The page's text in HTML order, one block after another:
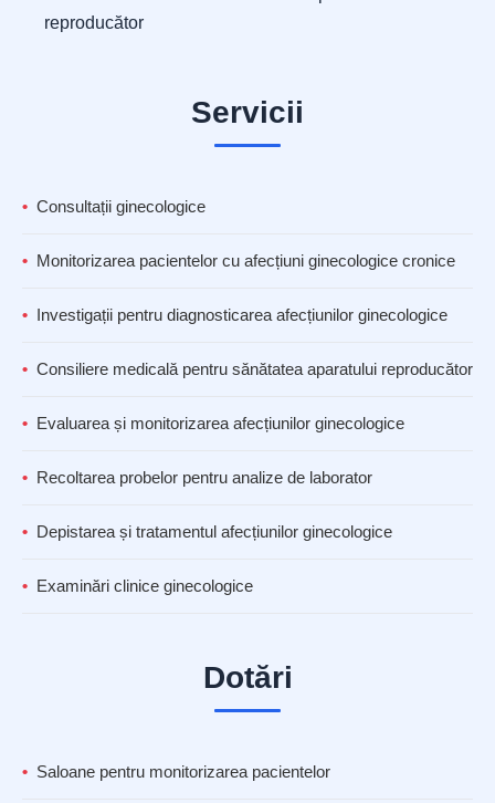
reproducător
Servicii
Consultații ginecologice
Monitorizarea pacientelor cu afecțiuni ginecologice cronice
Investigații pentru diagnosticarea afecțiunilor ginecologice
Consiliere medicală pentru sănătatea aparatului reproducător
Evaluarea și monitorizarea afecțiunilor ginecologice
Recoltarea probelor pentru analize de laborator
Depistarea și tratamentul afecțiunilor ginecologice
Examinări clinice ginecologice
Dotări
Saloane pentru monitorizarea pacientelor